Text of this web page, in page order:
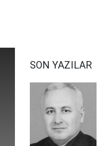
SON YAZILAR